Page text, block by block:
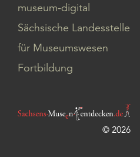
museum-digital
Sächsische Landesstelle
für Museumswesen
Fortbildung
© 2026